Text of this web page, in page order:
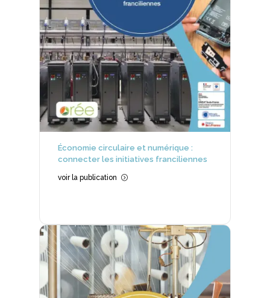
Économie circulaire et numérique :
connecter les initiatives franciliennes
voir la publication =